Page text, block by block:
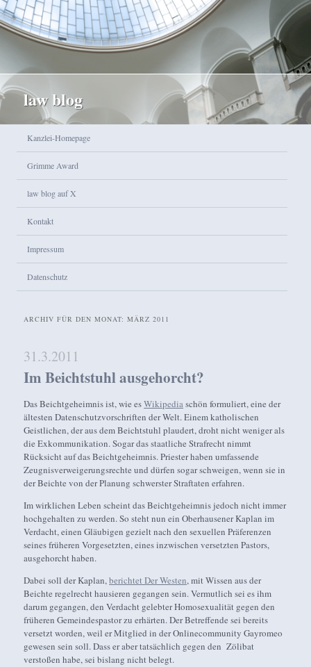
law blog
Zum Inhalt wechseln
Zum sekundären Inhalt wechseln
Kanzlei-Homepage
Grimme Award
law blog auf X
Kontakt
Impressum
Datenschutz
ARCHIV FÜR DEN MONAT:MÄRZ 2011
31.3.2011
Im Beichtstuhl ausgehorcht?
Das Beichtgeheimnis ist, wie esWikipediaschön formuliert, eine der
ältesten Datenschutzvorschriften der Welt. Einem katholischen
Geistlichen, der aus dem Beichtstuhl plaudert, droht nicht weniger als
die Exkommunikation. Sogar das staatliche Strafrecht nimmt
Rücksicht auf das Beichtgeheimnis. Priester haben umfassende
Zeugnisverweigerungsrechte und dürfen sogar schweigen, wenn sie in
der Beichte von der Planung schwerster Straftaten erfahren.
Im wirklichen Leben scheint das Beichtgeheimnis jedoch nicht immer
hochgehalten zu werden. So steht nun ein Oberhausener Kaplan im
Verdacht, einen Gläubigen gezielt nach den sexuellen Präferenzen
seines früheren Vorgesetzten, eines inzwischen versetzten Pastors,
ausgehorcht haben.
Dabei soll der Kaplan,berichtet Der Westen, mit Wissen aus der
Beichte regelrecht hausieren gegangen sein. Vermutlich sei es ihm
darum gegangen, den Verdacht gelebter Homosexualität gegen den
früheren Gemeindespastor zu erhärten. Der Betreffende sei bereits
versetzt worden, weil er Mitglied in der Onlinecommunity Gayromeo
gewesen sein soll. Dass er aber tatsächlich gegen den Zölibat
verstoßen habe, sei bislang nicht belegt.